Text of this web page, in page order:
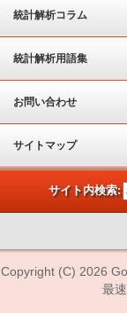
統計解析コラム
統計解析用語集
お問い合わせ
サイトマップ
サイト内検索:
Copyright (C) 2026
最